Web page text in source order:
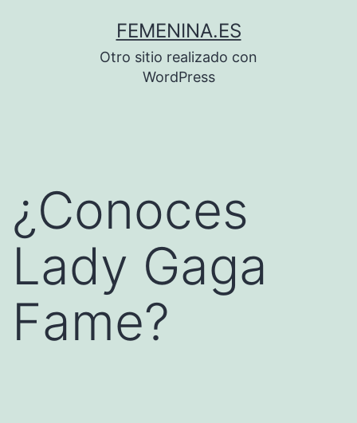
FEMENINA.ES
Otro sitio realizado con
WordPress
¿Conoces
Lady Gaga
Fame?